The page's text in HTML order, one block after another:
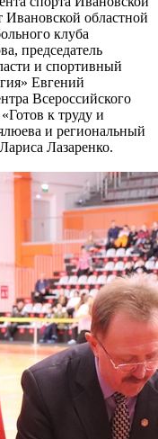
Ивановской областной
клуба
председатель
и спортивный
Евгений
Всероссийского
к труду и
и региональный
Лазаренко.